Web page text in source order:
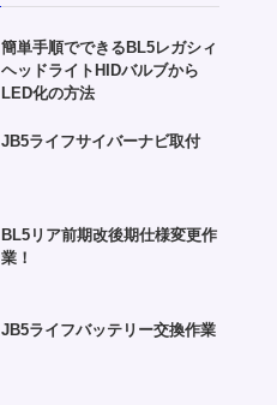
簡単手順でできるBL5レガシィ
ヘッドライトHIDバルブから
LED化の方法
JB5ライフサイバーナビ取付
BL5リア前期改後期仕様変更作
業！
JB5ライフバッテリー交換作業